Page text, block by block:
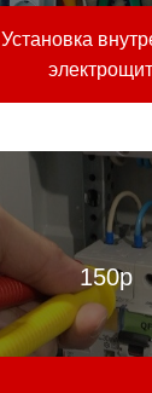
Установка
150р